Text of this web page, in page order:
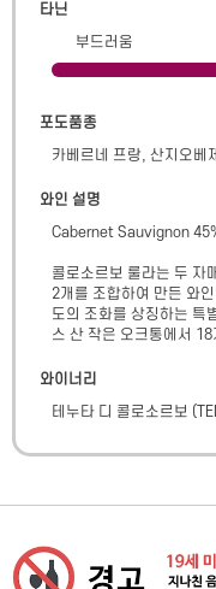
타닌
부드러움
포도품종
카베르네 프랑, 산지오베
와인 설명
Cabernet Sauvignon
콜로소르보 룰라는 두 자
2개를 조합하여 만든 와
도의 조화를 상징하는 특
스 산 작은 오크통에서
와이너리
테누타 디 콜로소르보 (